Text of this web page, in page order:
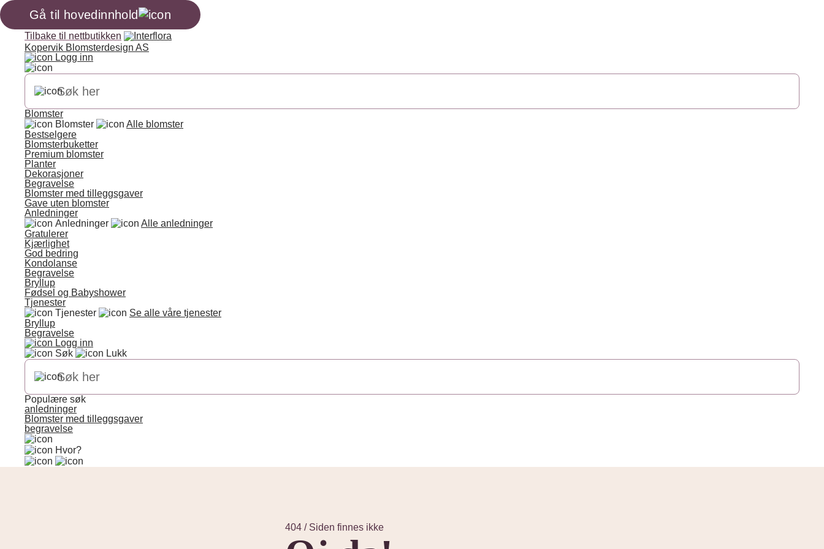
Gå til hovedinnhold
Tilbake til nettbutikken
Kopervik Blomsterdesign AS
Logg inn
Blomster
Blomster
Alle blomster
Bestselgere
Blomsterbuketter
Premium blomster
Planter
Dekorasjoner
Begravelse
Blomster med tilleggsgaver
Gave uten blomster
Anledninger
Anledninger
Alle anledninger
Gratulerer
Kjærlighet
God bedring
Kondolanse
Begravelse
Bryllup
Fødsel og Babyshower
Tjenester
Tjenester
Se alle våre tjenester
Bryllup
Begravelse
Logg inn
Søk
Lukk
Populære søk
anledninger
Blomster med tilleggsgaver
begravelse
Hvor?
404 / Siden finnes ikke